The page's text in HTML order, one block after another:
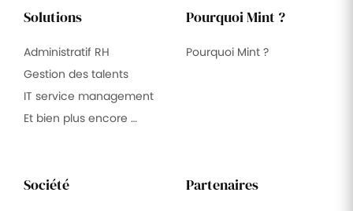
Solutions
Administratif RH
Gestion des talents
IT service management
Et bien plus encore …
Pourquoi Mint ?
Pourquoi Mint ?
Société Partenaires